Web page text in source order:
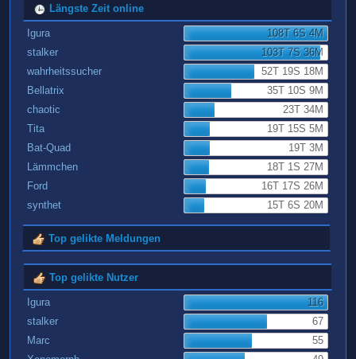
Längste Zeit online
Igura
108T 6S 4M
stalker
103T 7S 36M
wahrheitssucher
52T 19S 18M
Bellatrix
35T 10S 9M
chaotic
23T 34M
Tita
19T 15S 5M
Bat-Quad
19T 3M
Lämmchen
18T 1S 27M
Ford
16T 17S 26M
synthet
15T 6S 20M
Top gelikte Meldungen
Top gelikte Nutzer
Igura
116
stalker
67
Marc
55